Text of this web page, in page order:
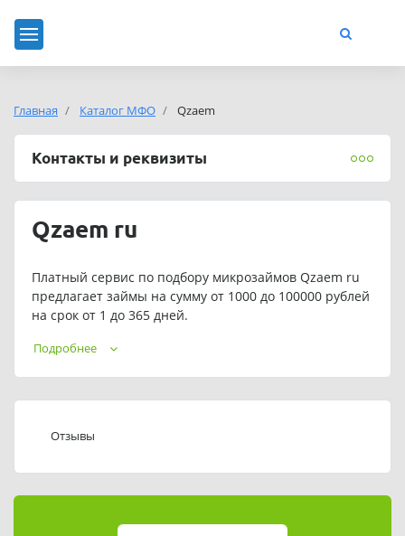
Главная Каталог МФО Qzaem
Контакты и реквизиты
Qzaem ru
Платный сервис по подбору микрозаймов Qzaem ru
предлагает займы на сумму от 1000 до 100000 рублей
на срок от 1 до 365 дней.
Подать заявку на займ можно в любое время. Сервис
Адрес электронной почты Кью Займ:
будут списываться регулярно.
Подробнее
Отзывы